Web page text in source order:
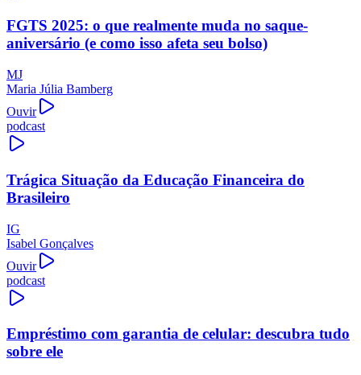
FGTS 2025: o que realmente muda no saque-
aniversário (e como isso afeta seu bolso)
MJ
Maria Júlia Bamberg
Ouvir
podcast
Trágica Situação da Educação Financeira do
Brasileiro
IG
Isabel Gonçalves
Ouvir
podcast
Empréstimo com garantia de celular: descubra tudo
sobre ele